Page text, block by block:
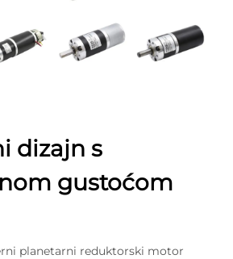
dizajn s
gustoćom
planetarni reduktorski motor